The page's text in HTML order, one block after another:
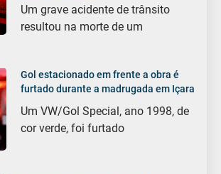
Um grave acidente de trânsito
resultou na morte de um
Gol estacionado em frente a obra é
furtado durante a madrugada em Içara
Um VW/Gol Special, ano 1998, de
cor verde, foi furtado